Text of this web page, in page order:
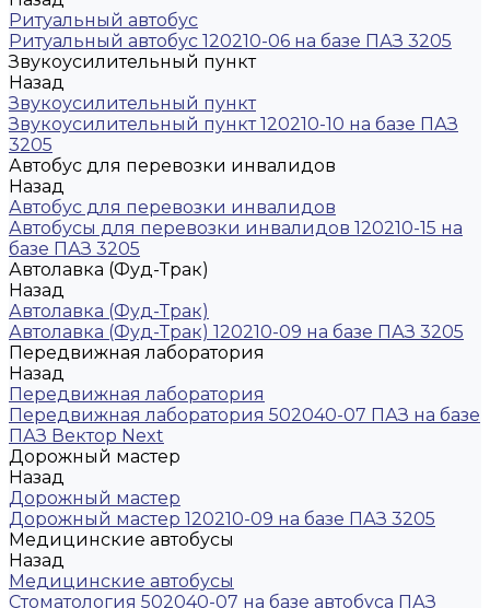
Ритуальный автобус
Ритуальный автобус 120210-06 на базе ПАЗ 3205
Звукоусилительный пункт
Назад
Звукоусилительный пункт
Звукоусилительный пункт 120210-10 на базе ПАЗ
3205
Автобус для перевозки инвалидов
Назад
Автобус для перевозки инвалидов
Автобусы для перевозки инвалидов 120210-15 на
базе ПАЗ 3205
Автолавка (Фуд-Трак)
Назад
Автолавка (Фуд-Трак)
Автолавка (Фуд-Трак) 120210-09 на базе ПАЗ 3205
Передвижная лаборатория
Назад
Передвижная лаборатория
Передвижная лаборатория 502040-07 ПАЗ на базе
ПАЗ Вектор Next
Дорожный мастер
Назад
Дорожный мастер
Дорожный мастер 120210-09 на базе ПАЗ 3205
Медицинские автобусы
Назад
Медицинские автобусы
Стоматология 502040-07 на базе автобуса ПАЗ